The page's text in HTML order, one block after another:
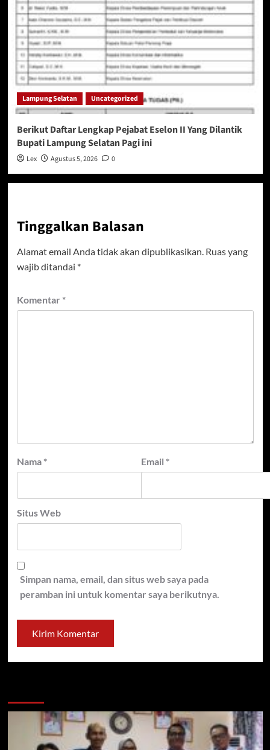
Lampung Selatan Uncategorized
Berikut Daftar Lengkap Pejabat Eselon II Yang Dilantik
Bupati Lampung Selatan Pagi ini
Lex Agustus 5, 2026 0
Tinggalkan Balasan
Alamat email Anda tidak akan dipublikasikan. Ruas yang
wajib ditandai *
Komentar *
Nama * Email *
Situs Web
Simpan nama, email, dan situs web saya pada
peramban ini untuk komentar saya berikutnya.